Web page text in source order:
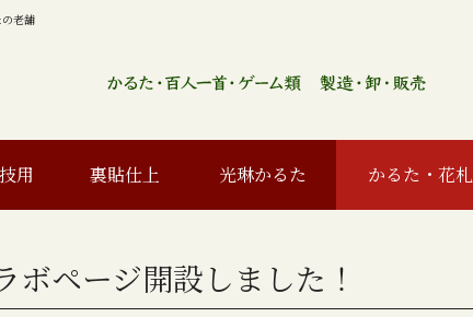
老舗
用 裏貼仕上 光琳かるた かるた・花札
ージ開設しました！